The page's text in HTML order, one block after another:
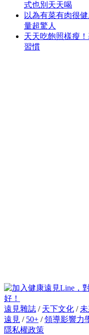
式也別天天喝
以為有菜有肉很
量超驚人
天天吃飽照樣瘦
習慣
好！
遠見雜誌 / 天下文化 /
遠見 / 50+ /領導影響力
隱私權政策